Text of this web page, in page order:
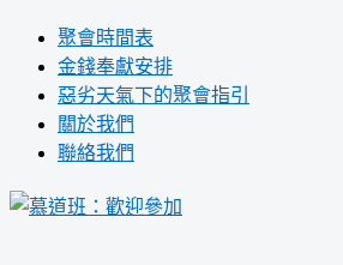
聚會時間表
金錢奉獻安排
惡劣天氣下的聚會指引
關於我們
聯絡我們